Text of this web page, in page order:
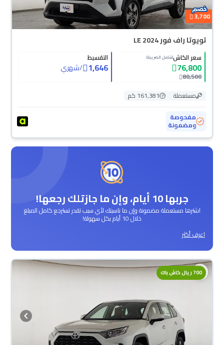
3,700
تويوتا راف فور LE 2024
سعر الكاش(شامل الضريبة)
76,800
80,500
التقسيط
1,646
/شهري
مستعملة
161,381 كم
مفحوصة
ومضمونة
جربها 10 أيام، وإن ما جازتلك رجعها!
اشترها مستعملة مضمونة وإن ما ناسبتك لأي سبب تقدر تسترجع كامل المبلغ
خلال 10 أيام بكل سهولة!
اعرف أكثر
700 ريال كاش باك